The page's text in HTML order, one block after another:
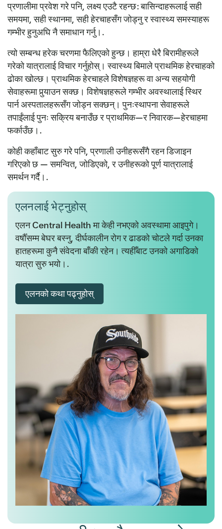
प्रणालीमा प्रवेश गरे पनि, लक्ष्य एउटै रहन्छ: बासिन्दाहरूलाई सही
समयमा, सही स्थानमा, सही हेरचाहसँग जोड्नु र स्वास्थ्य समस्याहरू
गम्भीर हुनुअघि नै समाधान गर्नु।.
त्यो सम्बन्ध हरेक चरणमा फैलिएको हुन्छ। हाम्रा धेरै बिरामीहरूले
गरेको यात्रालाई विचार गर्नुहोस्। स्वास्थ्य बिमाले प्राथमिक हेरचाहको
ढोका खोल्छ। प्राथमिक हेरचाहले विशेषज्ञहरू वा अन्य सहयोगी
सेवाहरूमा पुर्‍याउन सक्छ। विशेषज्ञहरूले गम्भीर अवस्थालाई स्थिर
पार्न अस्पतालहरूसँग जोड्न सक्छन्। पुनःस्थापना सेवाहरूले
तपाईंलाई पुनः सक्रिय बनाउँछ र प्राथमिक—र निवारक—हेरचाहमा
फर्काउँछ।.
कोही कहाँबाट सुरु गरे पनि, प्रणाली उनीहरूसँगै रहन डिजाइन
गरिएको छ — समन्वित, जोडिएको, र उनीहरूको पूर्ण यात्रालाई
समर्थन गर्दै।.
एलनलाई भेट्नुहोस्
एलन Central Health मा केही नभएको अवस्थामा आइपुगे।
वर्षौँसम्म बेघर बस्नु, दीर्घकालीन रोग र ढाडको चोटले गर्दा उनका
हातहरूमा कुनै संवेदना बाँकी रहेन। त्यहीँबाट उनको अगाडिको
यात्रा सुरु भयो।.
एलनको कथा पढ्नुहोस्